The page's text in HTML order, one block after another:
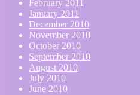
February 2011
January 2011
December 2010
November 2010
October 2010
September 2010
August 2010
July 2010
June 2010